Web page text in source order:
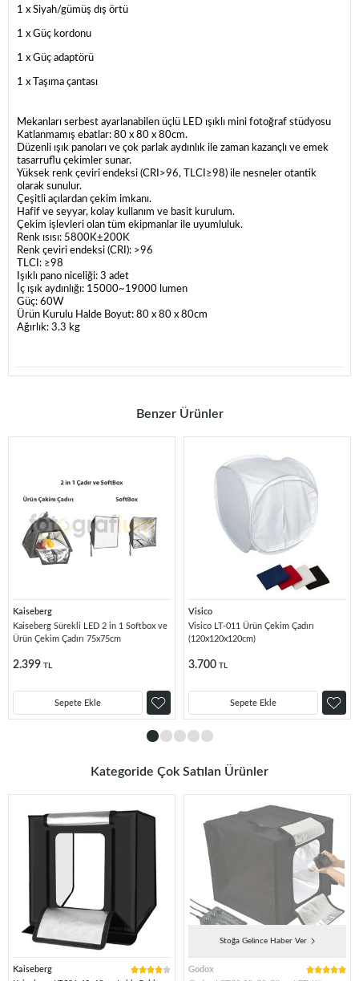
Mekanları serbest ayarlanabilen üçlü LED ışıklı mini fotoğraf stüdyosu
Katlanmamış ebatlar: 80 x 80 x 80cm.
Düzenli ışık panoları ve çok parlak aydınlık ile zaman kazançlı ve emek
tasarruflu çekimler sunar.
Yüksek renk çeviri endeksi (CRI>96, TLCI≥98) ile nesneler otantik
olarak sunulur.
Çeşitli açılardan çekim imkanı.
Hafif ve seyyar, kolay kullanım ve basit kurulum.
Çekim işlevleri olan tüm ekipmanlar ile uyumluluk.
Renk ısısı: 5800K±200K
Renk çeviri endeksi (CRI): >96
TLCI: ≥98
Işıklı pano niceliği: 3 adet
İç ışık aydınlığı: 15000~19000 lumen
Güç: 60W
Ürün Kurulu Halde Boyut: 80 x 80 x 80cm
Ağırlık: 3.3 kg
1 x Siyah/gümüş dış örtü
1 x Güç kordonu
1 x Güç adaptörü
1 x Taşıma çantası
Benzer Ürünler
Kaiseberg
Kaiseberg Sürekli LED 2 in 1 Softbox ve
Ürün Çekim Çadırı 75x75cm
2.399 TL
Sepete Ekle
Visico
Visico LT-011 Ürün Çekim Çadırı
(120x120x120cm)
3.700 TL
Sepete Ekle
Kategoride Çok Satılan Ürünler
Kaiseberg
Stoğa Gelince Haber Ver
Godox